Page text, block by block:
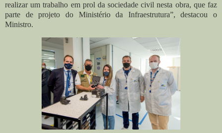
realizar um trabalho em prol da sociedade civil nesta obra, que faz
parte de projeto do Ministério da Infraestrutura”, destacou o
Ministro.